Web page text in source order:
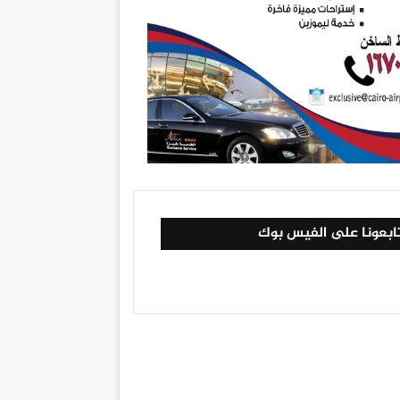
على الفيس بوك